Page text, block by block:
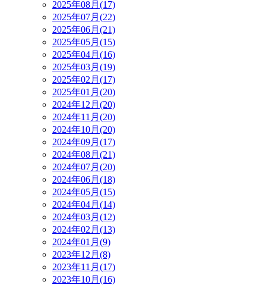
2025年08月(17)
2025年07月(22)
2025年06月(21)
2025年05月(15)
2025年04月(16)
2025年03月(19)
2025年02月(17)
2025年01月(20)
2024年12月(20)
2024年11月(20)
2024年10月(20)
2024年09月(17)
2024年08月(21)
2024年07月(20)
2024年06月(18)
2024年05月(15)
2024年04月(14)
2024年03月(12)
2024年02月(13)
2024年01月(9)
2023年12月(8)
2023年11月(17)
2023年10月(16)